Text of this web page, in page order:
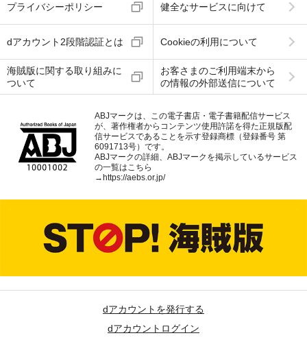
プライバシーポリシー 健全なサービスに向けて
dアカウント2段階認証とは Cookieの利用について
海賊版に関する取り組みに
ついて
お客さまのご利用端末から
の情報の外部送信について
ABJマークは、この電子書店・電子書籍配信サービス
が、著作権者からコンテンツ使用許諾を得た正規版配
信サービスであることを示す登録商標（登録番号 第
6091713号）です。
ABJマークの詳細、ABJマークを掲示しているサービス
の一覧はこちら
→https://aebs.or.jp/
dアカウントを発行する
dアカウントログイン